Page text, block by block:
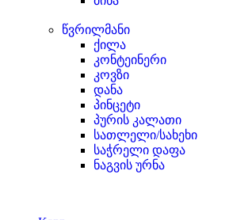
წვრილმანი
ქილა
კონტეინერი
კოვზი
დანა
პინცეტი
პურის კალათი
სათლელი/სახეხი
საჭრელი დაფა
ნაგვის ურნა